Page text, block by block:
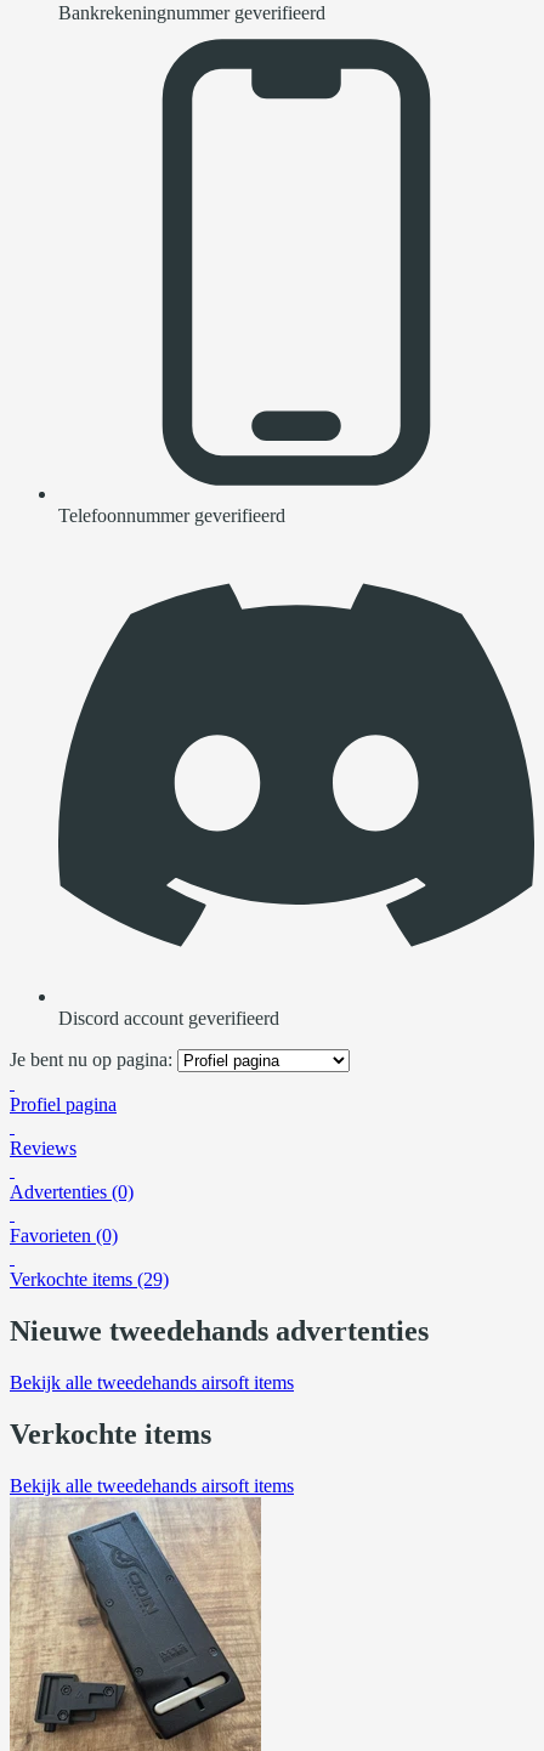
Bankrekeningnummer geverifieerd
Telefoonnummer geverifieerd
Discord account geverifieerd
Je bent nu op pagina:
Profiel pagina
Reviews
Advertenties (0)
Favorieten (0)
Verkochte items (29)
Nieuwe tweedehands advertenties
Bekijk alle tweedehands airsoft items
Verkochte items
Bekijk alle tweedehands airsoft items